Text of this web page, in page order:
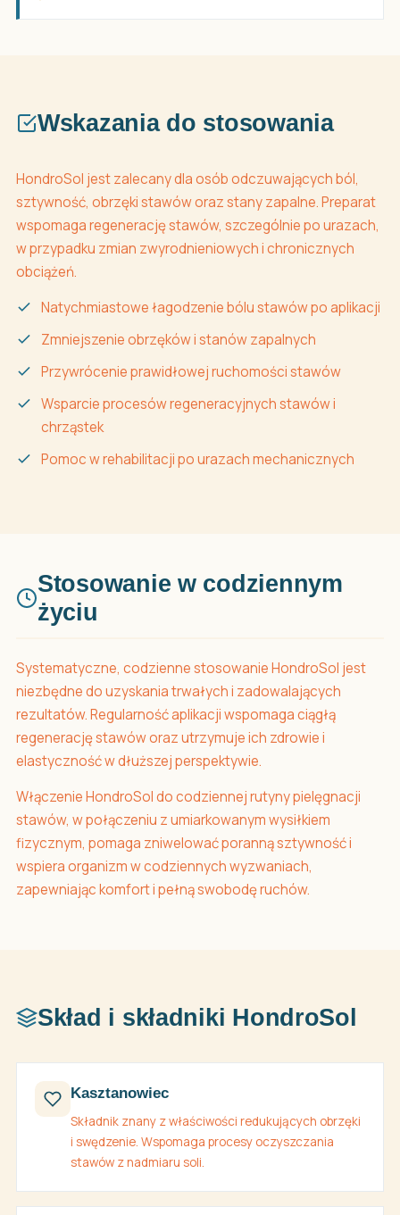
Wskazania do stosowania
HondroSol jest zalecany dla osób odczuwających ból,
sztywność, obrzęki stawów oraz stany zapalne. Preparat
wspomaga regenerację stawów, szczególnie po urazach,
w przypadku zmian zwyrodnieniowych i chronicznych
obciążeń.
Natychmiastowe łagodzenie bólu stawów po aplikacji
Zmniejszenie obrzęków i stanów zapalnych
Przywrócenie prawidłowej ruchomości stawów
Wsparcie procesów regeneracyjnych stawów i
chrząstek
Pomoc w rehabilitacji po urazach mechanicznych
Stosowanie w codziennym
życiu
Systematyczne, codzienne stosowanie HondroSol jest
niezbędne do uzyskania trwałych i zadowalających
rezultatów. Regularność aplikacji wspomaga ciągłą
regenerację stawów oraz utrzymuje ich zdrowie i
elastyczność w dłuższej perspektywie.
Włączenie HondroSol do codziennej rutyny pielęgnacji
stawów, w połączeniu z umiarkowanym wysiłkiem
fizycznym, pomaga zniwelować poranną sztywność i
wspiera organizm w codziennych wyzwaniach,
zapewniając komfort i pełną swobodę ruchów.
Skład i składniki HondroSol
Kasztanowiec
Składnik znany z właściwości redukujących obrzęki
i swędzenie. Wspomaga procesy oczyszczania
stawów z nadmiaru soli.